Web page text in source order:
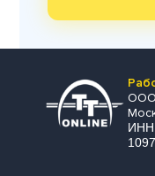
ООО